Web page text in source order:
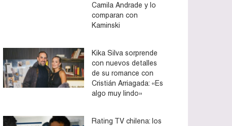
Camila Andrade y lo
comparan con
Kaminski
Kika Silva sorprende
con nuevos detalles
de su romance con
Cristián Arriagada: «Es
algo muy lindo»
Rating TV chilena: los